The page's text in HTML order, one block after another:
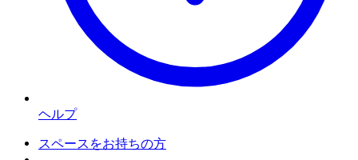
ヘルプ
スペースをお持ちの方